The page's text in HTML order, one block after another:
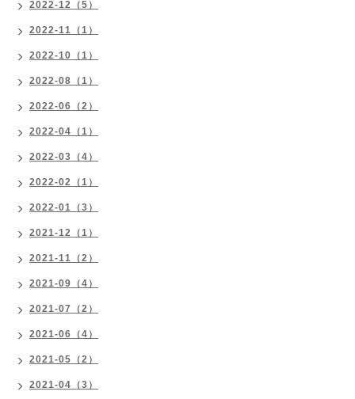
2022-12（5）
2022-11（1）
2022-10（1）
2022-08（1）
2022-06（2）
2022-04（1）
2022-03（4）
2022-02（1）
2022-01（3）
2021-12（1）
2021-11（2）
2021-09（4）
2021-07（2）
2021-06（4）
2021-05（2）
2021-04（3）